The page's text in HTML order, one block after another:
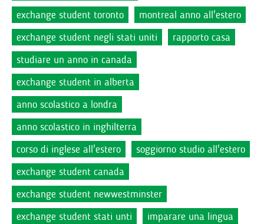
exchange student toronto
montreal anno all'estero
exchange student negli stati uniti
rapporto casa
studiare un anno in canada
exchange student in alberta
anno scolastico a londra
anno scolastico in inghilterra
corso di inglese all'estero
soggiorno studio all'estero
exchange student canada
exchange student newwestminster
exchange student stati unti
imparare una lingua